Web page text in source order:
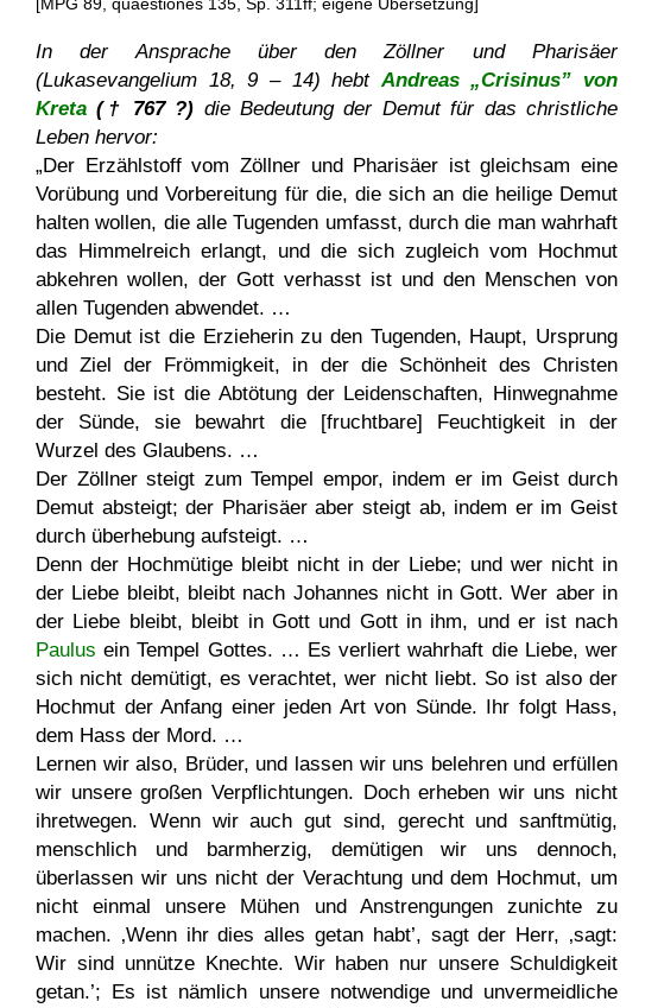
In der Ansprache über den Zöllner und Pharisäer
(Lukasevangelium 18, 9 – 14) hebtAndreas „Crisinus” von
Kreta († 767 ?) die Bedeutung der Demut für das christliche
Leben hervor:
Der Erzählstoff vom Zöllner und Pharisäer ist gleichsam eine
Vorübung und Vorbereitung für die, die sich an die heilige Demut
halten wollen, die alle Tugenden umfasst, durch die man wahrhaft
das Himmelreich erlangt, und die sich zugleich vom Hochmut
abkehren wollen, der Gott verhasst ist und den Menschen von
allen Tugenden abwendet. …
Die Demut ist die Erzieherin zu den Tugenden, Haupt, Ursprung
und Ziel der Frömmigkeit, in der die Schönheit des Christen
besteht. Sie ist die Abtötung der Leidenschaften, Hinwegnahme
der Sünde, sie bewahrt die [fruchtbare] Feuchtigkeit in der
Wurzel des Glaubens. …
Der Zöllner steigt zum Tempel empor, indem er im Geist durch
Demut absteigt; der Pharisäer aber steigt ab, indem er im Geist
durch überhebung aufsteigt. …
Denn der Hochmütige bleibt nicht in der Liebe; und wer nicht in
der Liebe bleibt, bleibt nach Johannes nicht in Gott. Wer aber in
der Liebe bleibt, bleibt in Gott und Gott in ihm, und er ist nach
Paulus ein Tempel Gottes. … Es verliert wahrhaft die Liebe, wer
sich nicht demütigt, es verachtet, wer nicht liebt. So ist also der
Hochmut der Anfang einer jeden Art von Sünde. Ihr folgt Hass,
dem Hass der Mord. …
Lernen wir also, Brüder, und lassen wir uns belehren und erfüllen
wir unsere großen Verpflichtungen. Doch erheben wir uns nicht
ihretwegen. Wenn wir auch gut sind, gerecht und sanftmütig,
menschlich und barmherzig, demütigen wir uns dennoch,
überlassen wir uns nicht der Verachtung und dem Hochmut, um
nicht einmal unsere Mühen und Anstrengungen zunichte zu
machen.
Wenn ihr dies alles getan habt , sagt der Herr,
sagt:
Wir sind unnütze Knechte. Wir haben nur unsere Schuldigkeit
getan. ; Es ist nämlich unsere notwendige und unvermeidliche